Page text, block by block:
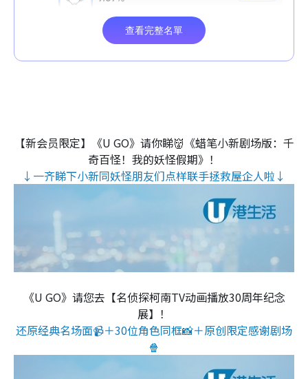
【新会员限定】《U GO》请你睇👹《蜡笔小新剧场版：千
奇百怪！我的妖怪假期》！
↓一齐睇下小新同妖怪朋友们点样联手拯救屋企人啦↓
《U GO》请您去【名侦探柯南TV动画播放30周年纪念
展】！
还原经典名场面📹＋30位角色同框📸＋原创限定感谢剧场
🍿